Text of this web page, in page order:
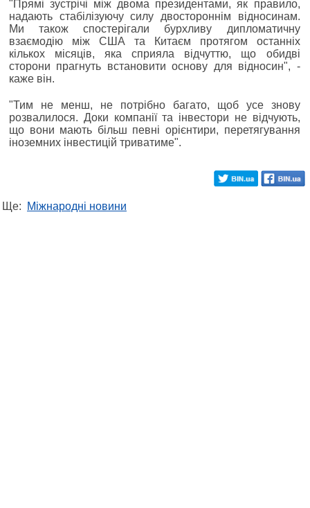
"Прямі зустрічі між двома президентами, як правило,
надають стабілізуючу силу двостороннім відносинам.
Ми також спостерігали бурхливу дипломатичну
взаємодію між США та Китаєм протягом останніх
кількох місяців, яка сприяла відчуттю, що обидві
сторони прагнуть встановити основу для відносин", -
каже він.
"Тим не менш, не потрібно багато, щоб усе знову
розвалилося. Доки компанії та інвестори не відчують,
що вони мають більш певні орієнтири, перетягування
іноземних інвестицій триватиме".
Ще: Міжнародні новини